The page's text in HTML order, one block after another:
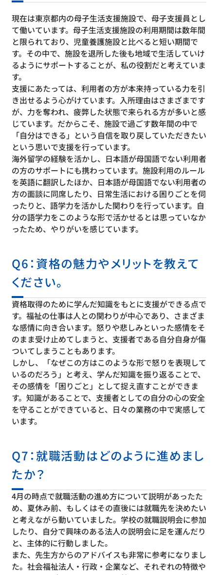
現在は東京都内の母子生活支援施設で、母子支援員とし
て働いています。母子生活支援施設の利用期間は数年間
と限られており、児童養護施設と比べると短い期間で
す。その中で、施設を退所した後も地域で生活していけ
るようにサポートすることが、私の役割だと考えていま
す。
支援にあたっては、利用者の方が本来持っている力を引
き出せるよう心がけています。入所理由はさまざまです
が、力を奪われ、疲弊した状態で来られる方が多いと感
じています。だからこそ、施設で過ごす数年間の中で
「自分はできる」という自信を取り戻していただきたい
という思いで支援を行っています。
海外留学の経験を活かし、日本語が母国語でない利用者
の方のサポートにも携わっています。施設利用のルール
を英語に翻訳したほか、日本語が母国語でない利用者の
方の面談に同席したり、日常生活における困りごとを伺
ったりと、語学力を活かした関わりを行っています。自
分の語学力をこのような形で活かせるとは思っていなか
ったため、やりがいを感じています。
Q6：資格の魅力やメリットを教えて
ください。
資格取得のために学んだ知識をもとに支援ができる点で
す。福祉の仕事は人との関わりが中心であり、さまざま
な感情に向き合います。怒りや悲しみといった感情をそ
のまま受け止めてしまうと、支援者である自分自身が傷
ついてしまうこともあります。
しかし、「なぜこの方はこのような形で怒りを表現して
いるのだろう」と考え、学んだ知識を振り返ることで、
その感情を「困りごと」として捉え直すことができま
す。知識があることで、支援者としての自分の心の安全
を守ることができていると、日々の業務の中で実感して
います。
Q7：就職活動はどのように進めまし
たか？
4月の時点で就職活動の進め方について説明があったた
め、夏休み前、もしくはその直後には就職先を決めたい
と考えながら動いていました。学校の就職説明会に参加
したり、自分で興味のある法人の説明会に足を運んだり
と、主体的に行動しました。
また、先生方からのアドバイスも非常に参考になりまし
た。社会福祉法人・行政・企業など、それぞれの特徴や